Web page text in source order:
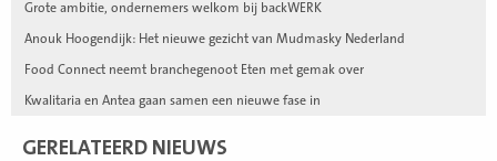
Grote ambitie, ondernemers welkom bij backWERK
Anouk Hoogendijk: Het nieuwe gezicht van Mudmasky Nederland
Food Connect neemt branchegenoot Eten met gemak over
Kwalitaria en Antea gaan samen een nieuwe fase in
GERELATEERD NIEUWS